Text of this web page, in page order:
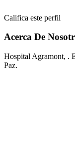
Califica este perfil
Acerca De
Hospital Agramont, .
Paz.